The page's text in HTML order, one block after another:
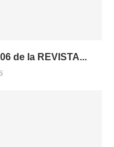
de la REVISTA...